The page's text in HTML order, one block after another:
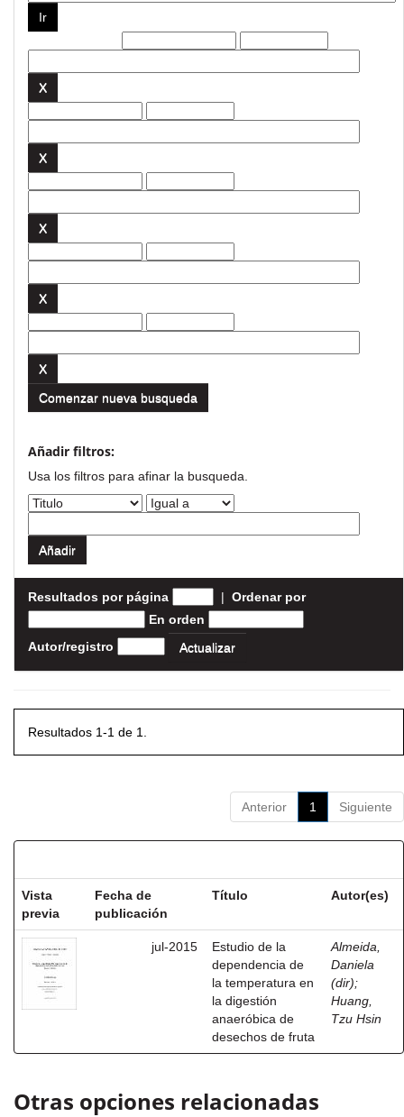
Comenzar nueva busqueda
Añadir filtros:
Usa los filtros para afinar la busqueda.
Resultados por página | Ordenar por
En orden
Autor/registro
Resultados 1-1 de 1.
Anterior 1 Siguiente
Vista
previa
Fecha de
publicación
Título Autor(es)
jul-2015
Estudio de la
dependencia de
la temperatura en
la digestión
anaeróbica de
desechos de fruta
Almeida,
Daniela
(dir);
Huang,
Tzu Hsin
Otras opciones relacionadas